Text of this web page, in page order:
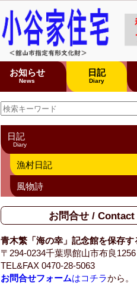
お知らせ
News
日記
Diary
日記
Diary
漁村日記
風物詩
お問合せ / Contact
青木繁「海の幸」記念館を保存す
〒294-0234千葉県館山市布良1256
TEL&FAX 0470-28-5063
お問合せフォームはコチラから。